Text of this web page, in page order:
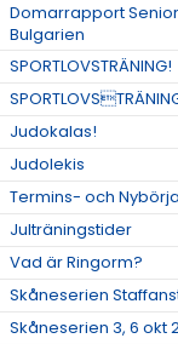
Domarrapport
Bulgarien
SPORTLOVSTRÄNING!
Judokalas!
Judolekis
Termins- och
Julträningstider
Vad är Ringorm?
Skåneserien
Skåneserien 3, 6 okt